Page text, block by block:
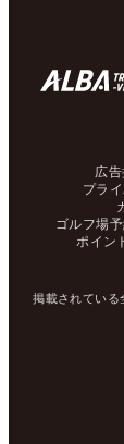
広
プラ
ゴルフ場
ポイン
掲載されている